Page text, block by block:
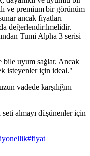
ve premium bir görünüm
ancak fiyatları
değerlendirilmelidir.
Tumi Alpha 3 serisi
bile uyum sağlar. Ancak
isteyenler için ideal."
vadede karşılığını
almayı düşünenler için
#fiyat